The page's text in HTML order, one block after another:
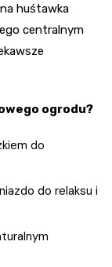
huśtawka
centralnym
ogrodu?
do
do relaksu i